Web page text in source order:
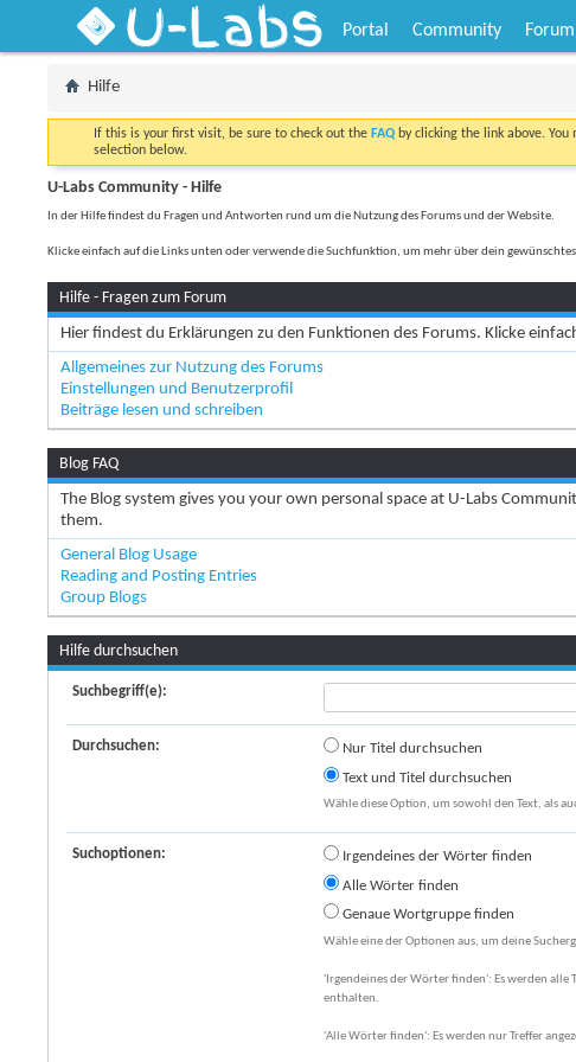
U-Labs Portal Community
Hilfe
If this is your first visit, be sure to check out the FAQ by clicking the link above.
selection below.
U-Labs Community - Hilfe
In der Hilfe findest du Fragen und Antworten rund um die Nutzung des Forums und der Website.
Klicke einfach auf die Links unten oder verwende die Suchfunktion, um mehr über dein
Hilfe - Fragen zum Forum
Hier findest du Erklärungen zu den Funktionen des Forums. Klicke
Allgemeines zur Nutzung des Forums
Einstellungen und Benutzerprofil
Beiträge lesen und schreiben
Blog FAQ
The Blog system gives you your own personal space at U-Labs
them.
General Blog Usage
Reading and Posting Entries
Group Blogs
Hilfe durchsuchen
Suchbegriff(e):
Durchsuchen:
Nur Titel durchsuchen
Text und Titel durchsuchen
Wähle diese Option, um sowohl den Text, als
Suchoptionen:
Irgendeines der Wörter finden
Alle Wörter finden
Genaue Wortgruppe finden
Wähle eine der Optionen aus, um deine
'Irgendeines der Wörter finden': Es werden alle
enthalten.
'Alle Wörter finden': Es werden nur Treffer